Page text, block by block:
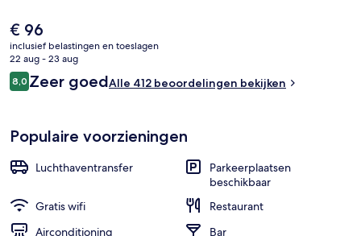
korte loopafstand van het openbaar vervoer: het is 7 minuten lopen
naar Metrostation Sesto Rondo en 9 minuten naar Metrostation
Sesto Marelli.
De
huidige
prijs
is
€ 96
€ 96
inclusief belastingen en toeslagen
22 aug - 23 aug
Beoordelingen
8,08,0 op 10 –
Zeer goedAlle 412 beoordelingen bekijken
Populaire voorzieningen
Luchthaventransfer
Parkeerplaatsen
beschikbaar
Gratis wifi
Restaurant
Airconditioning
Bar